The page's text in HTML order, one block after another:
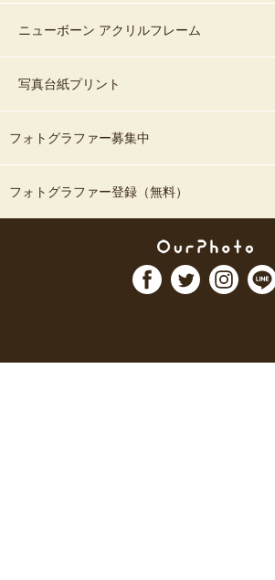
ニューボーン アクリルフレーム
写真台紙プリント
フォトグラファー募集中
フォトグラファー登録（無料）